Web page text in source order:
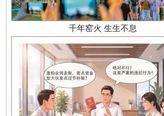
揭开“小金库”的免责幌子